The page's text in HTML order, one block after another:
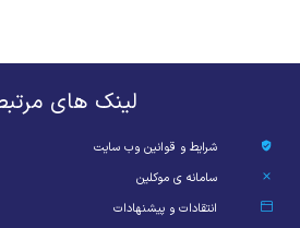
لینک های
شرایط و قوانین وب سایت
سامانه ی موکلین
انتقادات و پیشنهادات